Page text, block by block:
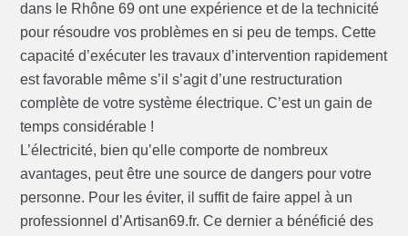
dans le Rhône 69 ont une expérience et de la technicité
pour résoudre vos problèmes en si peu de temps. Cette
capacité d’exécuter les travaux d’intervention rapidement
est favorable même s’il s’agit d’une restructuration
complète de votre système électrique. C’est un gain de
temps considérable !
L’électricité, bien qu’elle comporte de nombreux
avantages, peut être une source de dangers pour votre
personne. Pour les éviter, il suffit de faire appel à un
professionnel d’Artisan69.fr. Ce dernier a bénéficié des